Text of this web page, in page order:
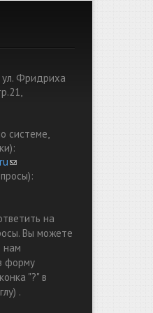
ул. Фридриха
системе,
(link sends e-mail)
sends e-mail)
на
Вы можете
нам
форму
"?" в
.